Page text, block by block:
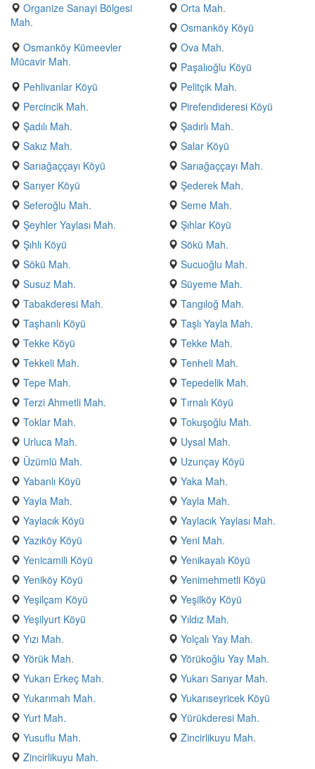
Organize Sanayi Bölgesi
Mah.
Orta Mah.
Osmanköy Köyü
Osmanköy Kümeevler
Mücavir Mah.
Ova Mah.
Paşalıoğlu Köyü
Pehlivanlar Köyü
Pelitçik Mah.
Percincik Mah.
Pirefendideresi Köyü
Şadılı Mah.
Şadırlı Mah.
Sakız Mah.
Salar Köyü
Sarıağaççayı Köyü
Sarıağaççayı Mah.
Sarıyer Köyü
Şederek Mah.
Seferoğlu Mah.
Seme Mah.
Şeyhler Yaylası Mah.
Şıhlar Köyü
Şıhlı Köyü
Sökü Mah.
Sökü Mah.
Sucuoğlu Mah.
Susuz Mah.
Süyeme Mah.
Tabakderesi Mah.
Tangıloğ Mah.
Taşhanlı Köyü
Taşlı Yayla Mah.
Tekke Köyü
Tekke Mah.
Tekkeli Mah.
Tenheli Mah.
Tepe Mah.
Tepedelik Mah.
Terzi Ahmetli Mah.
Tırnalı Köyü
Toklar Mah.
Tokuşoğlu Mah.
Urluca Mah.
Uysal Mah.
Üzümlü Mah.
Uzunçay Köyü
Yabanlı Köyü
Yaka Mah.
Yayla Mah.
Yayla Mah.
Yaylacık Köyü
Yaylacık Yaylası Mah.
Yazıköy Köyü
Yeni Mah.
Yenicamili Köyü
Yenikayalı Köyü
Yeniköy Köyü
Yenimehmetli Köyü
Yeşilçam Köyü
Yeşilköy Köyü
Yeşilyurt Köyü
Yıldız Mah.
Yızı Mah.
Yolçalı Yay Mah.
Yörük Mah.
Yörükoğlu Yay Mah.
Yukarı Erkeç Mah.
Yukarı Sarıyar Mah.
Yukarımah Mah.
Yukarıseyricek Köyü
Yurt Mah.
Yürükderesi Mah.
Yusuflu Mah.
Zincirlikuyu Mah.
Zincirlikuyu Mah.